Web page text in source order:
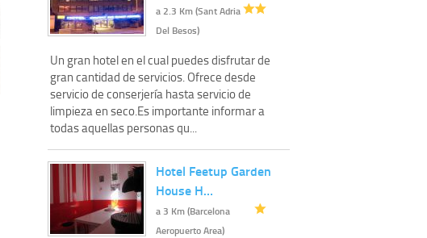
a 2.3 Km (Sant Adria
Del Besos)
Un gran hotel en el cual puedes disfrutar de
gran cantidad de servicios. Ofrece desde
servicio de conserjería hasta servicio de
limpieza en seco.Es importante informar a
todas aquellas personas qu...
Hotel Feetup Garden
House H…
a 3 Km (Barcelona
Aeropuerto Area)